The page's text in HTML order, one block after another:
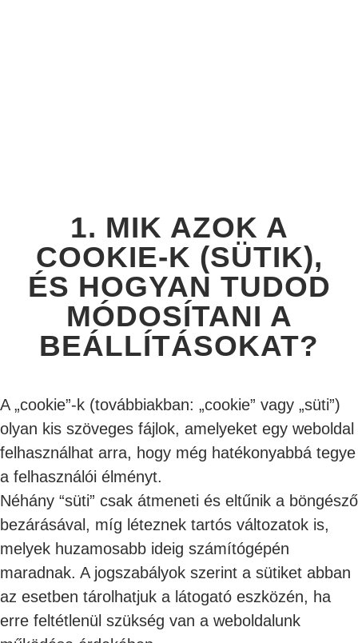
1. MIK AZOK A
COOKIE-K (SÜTIK),
ÉS HOGYAN TUDOD
MÓDOSÍTANI A
BEÁLLÍTÁSOKAT?
A „cookie”-k (továbbiakban: „cookie” vagy „süti”)
olyan kis szöveges fájlok, amelyeket egy weboldal
felhasználhat arra, hogy még hatékonyabbá tegye
a felhasználói élményt.
Néhány “süti” csak átmeneti és eltűnik a böngésző
bezárásával, míg léteznek tartós változatok is,
melyek huzamosabb ideig számítógépén
maradnak. A jogszabályok szerint a sütiket abban
az esetben tárolhatjuk a látogató eszközén, ha
erre feltétlenül szükség van a weboldalunk